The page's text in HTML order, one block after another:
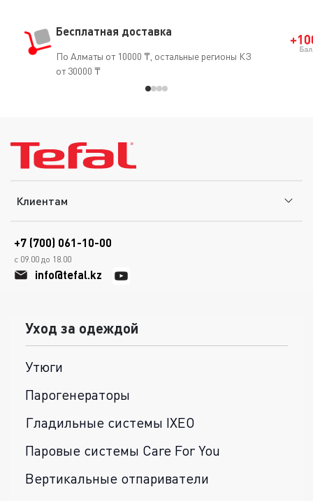
Бесплатная доставка
По Алматы от 10000 ₸, остальные регионы КЗ
от 30000 ₸
Клиентам
+7 (700) 061-10-00
с 09.00 до 18.00
info@tefal.kz
Уход за одеждой
Утюги
Парогенераторы
Гладильные системы IXEO
Паровые системы Care For You
Вертикальные отпариватели